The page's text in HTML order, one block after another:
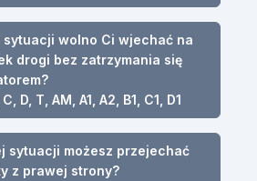
sytuacji wolno Ci wjechać na
drogi bez zatrzymania się
D, T, AM, A1, A2, B1, C1, D1
sytuacji możesz przejechać
z prawej strony?